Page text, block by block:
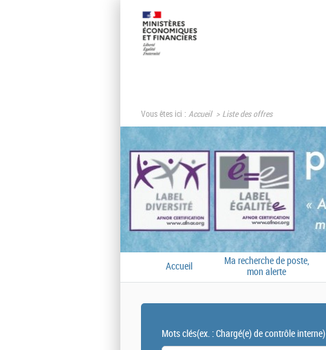
Vous êtes ici : Accueil Liste des offres
Accueil
Ma recherche de poste,
mon alerte
Mots clés(ex. : Chargé(e) de contrôle interne)